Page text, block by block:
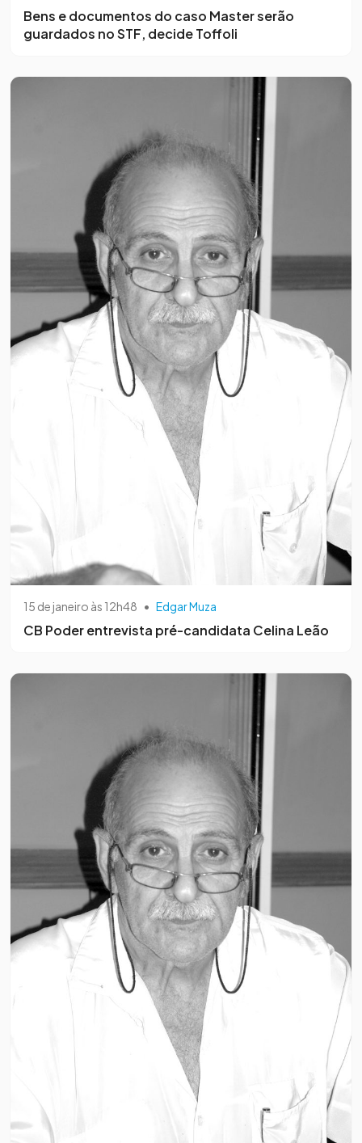
Bens e documentos do caso Master serão
guardados no STF, decide Toffoli
15 de janeiro às 12h48 • Edgar Muza
CB Poder entrevista pré-candidata Celina Leão